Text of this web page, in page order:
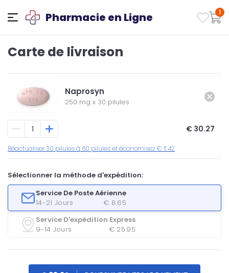
Pharmacie en Ligne 1
Carte de livraison
Naprosyn
250 mg x 30 pilules
€ 30.27
Réactualiser 30 pilules à 60 pilules et économisez € 11.42
Sélectionner la méthode d'expédition:
Service De Poste Aérienne
14-21 Jours
€ 8.65
Service D'expédition Express
9-14 Jours
€ 25.95